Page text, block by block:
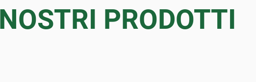
PRODOTTI